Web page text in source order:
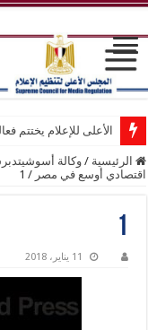
الأعلى للإعلام يختتم
الرئيسية / وكالة
اقتصادي أوسع في مصر /
1
1
11 يناير، 2018